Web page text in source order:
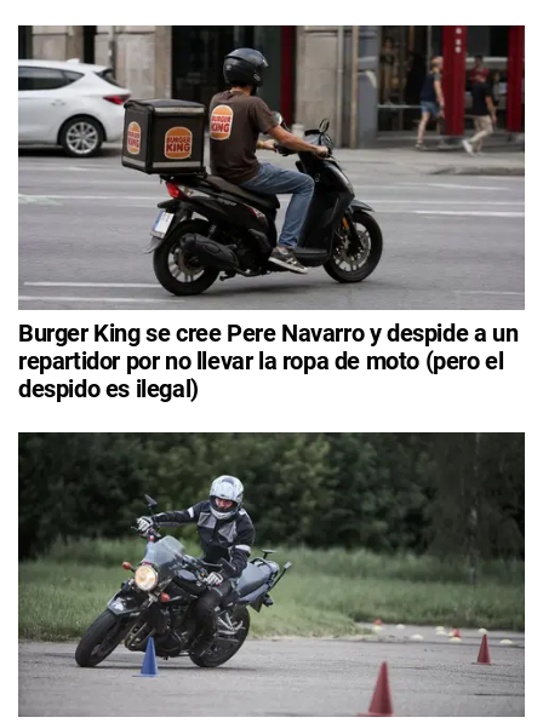
Burger King se cree Pere Navarro y despide a un
repartidor por no llevar la ropa de moto (pero el
despido es ilegal)